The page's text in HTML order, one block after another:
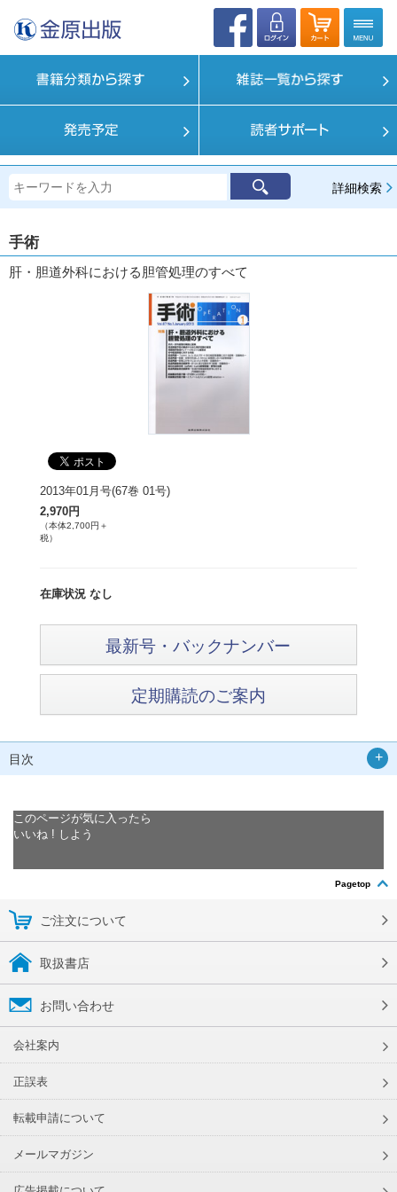
詳細検索
手術
肝・胆道外科における胆管処理のすべて
2013年01月号(67巻 01号)
2,970円
（本体2,700円＋
税）
在庫状況 なし
最新号・バックナンバー
定期購読のご案内
目次
このページが気に入ったら
いいね ! しよう
Pagetop
ご注文について
取扱書店
お問い合わせ
会社案内
正誤表
転載申請について
メールマガジン